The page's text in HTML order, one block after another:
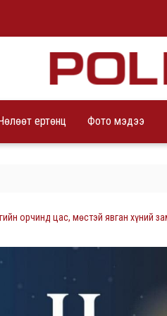
ертөнц Фото мэдээ
орчинд цас, мөстэй явган хүний